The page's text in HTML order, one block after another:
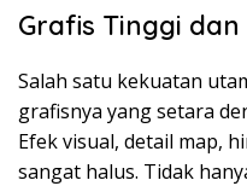
Grafis Tinggi
Salah satu kekuatan
grafisnya yang setara
Efek visual, detail map,
sangat halus. Tidak